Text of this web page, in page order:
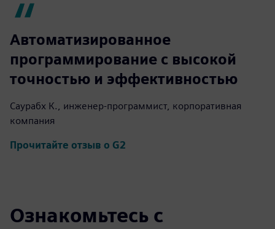
Автоматизированное
программирование с высокой
точностью и эффективностью
Саурабх К., инженер-программист, корпоративная
компания
Прочитайте отзыв о G2
Ознакомьтесь с